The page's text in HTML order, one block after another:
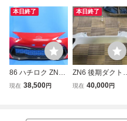
本日終了
86 ハチロク ZN6
後期 純正 フロン
現在 38,500円
本日終了
ZN6 後期ダクト
工 リアバンパー
現在 40,000円